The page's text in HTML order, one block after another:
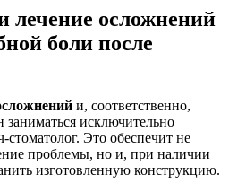
лечение осложнений
боли после
и, соответственно,
исключительно
Это обеспечит не
проблемы, но и, при наличии
изготовленную конструкцию.